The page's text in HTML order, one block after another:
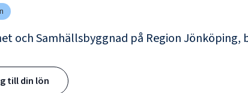
och Samhällsbyggnad på Region Jönköping,
till din lön